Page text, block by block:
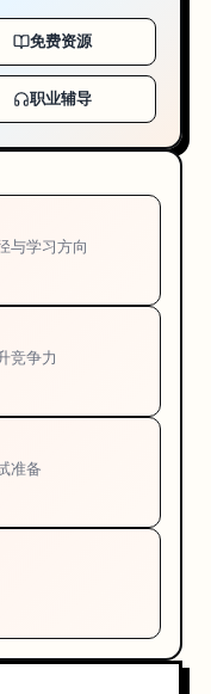
免费资源
职业辅导
与学习方向
竞争力
准备